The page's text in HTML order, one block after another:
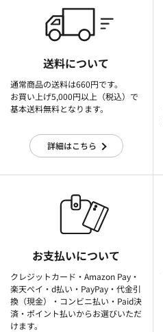
送料について
通常商品の送料は660円です。
お買い上げ5,000円以上（税込）で
基本送料無料となります。
詳細はこちら
お支払いについて
クレジットカード・Amazon Pay・
楽天ぺイ・d払い・PayPay・代金引
換（現金）・コンビニ払い・Paid決
済・ポイント払いからお選びいただ
けます。